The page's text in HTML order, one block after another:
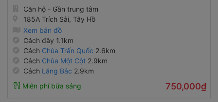
Căn hộ - Gần trung tâm
185A Trích Sài, Tây Hồ
Xem bản đồ
Cách đây 1.1km
Cách Chùa Trấn Quốc 2.6km
Cách Chùa Một Cột 2.9km
Cách Lăng Bác 2.9km
Miễn phí bữa sáng
750,000₫